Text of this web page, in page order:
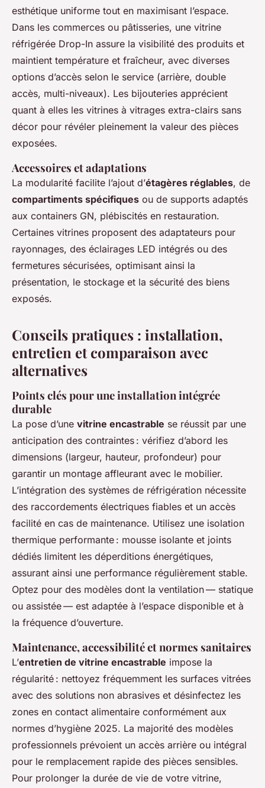
esthétique uniforme tout en maximisant l’espace.
Dans les commerces ou pâtisseries, une vitrine
réfrigérée Drop-In assure la visibilité des produits et
maintient température et fraîcheur, avec diverses
options d’accès selon le service (arrière, double
accès, multi-niveaux). Les bijouteries apprécient
quant à elles les vitrines à vitrages extra-clairs sans
décor pour révéler pleinement la valeur des pièces
exposées.
Accessoires et adaptations
La modularité facilite l’ajout d’étagères réglables, de
compartiments spécifiques ou de supports adaptés
aux containers GN, plébiscités en restauration.
Certaines vitrines proposent des adaptateurs pour
rayonnages, des éclairages LED intégrés ou des
fermetures sécurisées, optimisant ainsi la
présentation, le stockage et la sécurité des biens
exposés.
Conseils pratiques : installation,
entretien et comparaison avec
alternatives
Points clés pour une installation intégrée
durable
La pose d’une vitrine encastrable se réussit par une
anticipation des contraintes : vérifiez d’abord les
dimensions (largeur, hauteur, profondeur) pour
garantir un montage affleurant avec le mobilier.
L’intégration des systèmes de réfrigération nécessite
des raccordements électriques fiables et un accès
facilité en cas de maintenance. Utilisez une isolation
thermique performante : mousse isolante et joints
dédiés limitent les déperditions énergétiques,
assurant ainsi une performance régulièrement stable.
Optez pour des modèles dont la ventilation — statique
ou assistée — est adaptée à l’espace disponible et à
la fréquence d’ouverture.
Maintenance, accessibilité et normes sanitaires
L’entretien de vitrine encastrable impose la
régularité : nettoyez fréquemment les surfaces vitrées
avec des solutions non abrasives et désinfectez les
zones en contact alimentaire conformément aux
normes d’hygiène 2025. La majorité des modèles
professionnels prévoient un accès arrière ou intégral
pour le remplacement rapide des pièces sensibles.
Pour prolonger la durée de vie de votre vitrine,